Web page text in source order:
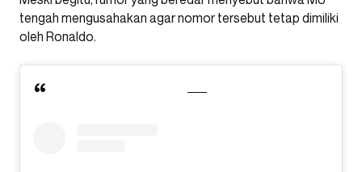
tengah mengusahakan agar nomor tersebut tetap dimiliki
oleh Ronaldo.